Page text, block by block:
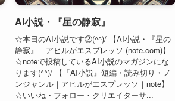
AI小説・『星の静寂』
☆本日のAI小説です②(^^)/ 【AI小説・『星の
静寂』｜アヒルがエスプレッソ (note.com)】
☆noteで投稿しているAI小説のマガジンにな
ります(^^)/ 【『AI小説』短編・読み切り・ノ
ンジャンル｜アヒルがエスプレッソ｜note】
☆いいね・フォロー・クリエイターサ...